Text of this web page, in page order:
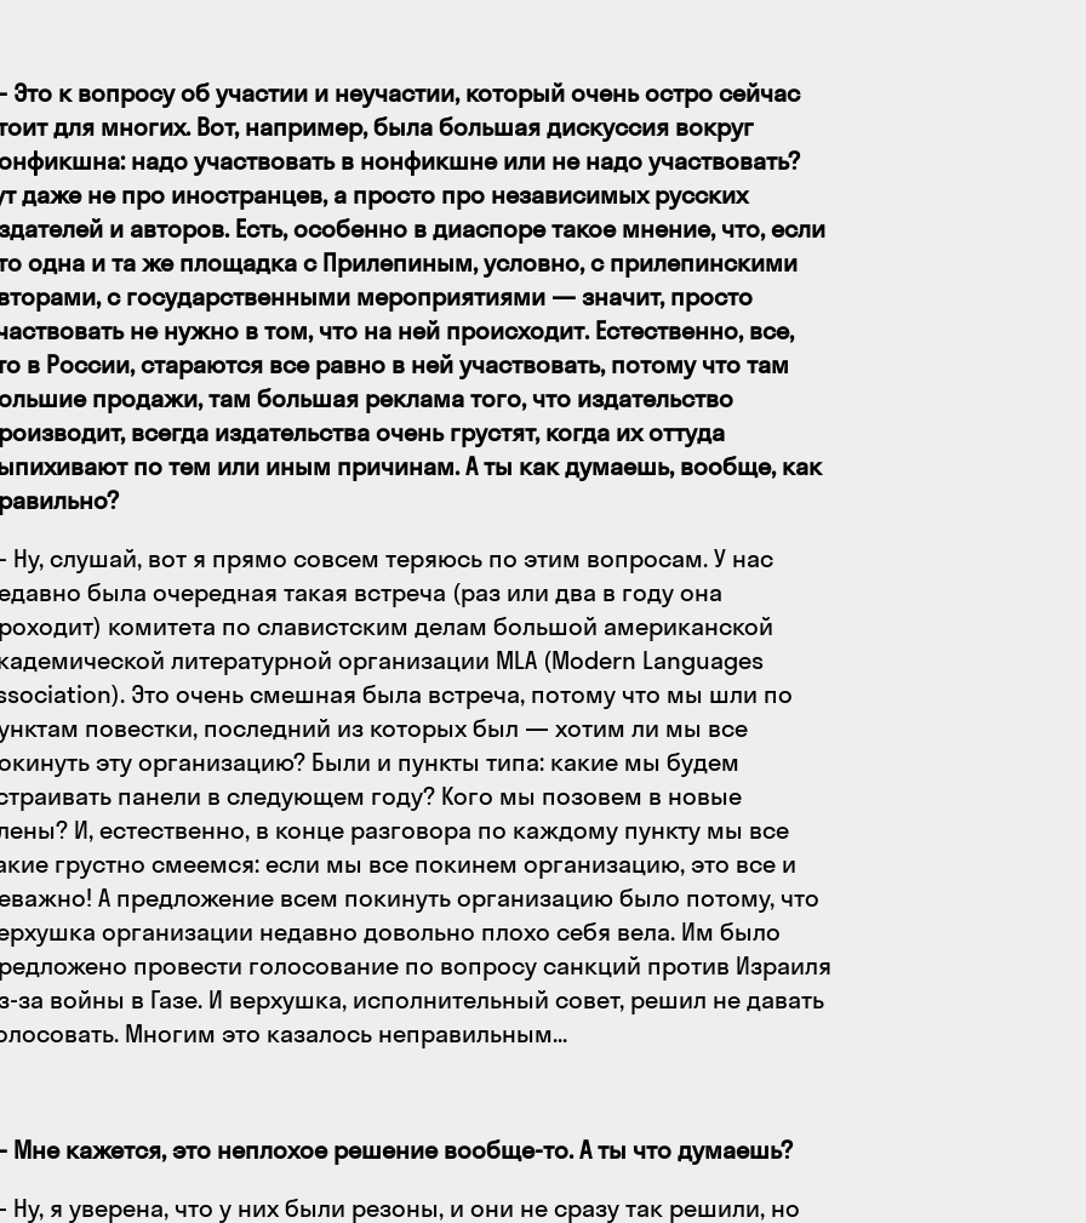
к вопросу об участии и неучастии, который очень остро сейчас
для многих. Вот, например, была большая дискуссия вокруг
надо участвовать в нонфикшне или не надо участвовать?
даже не про иностранцев, а просто про независимых русских
и авторов. Есть, особенно в диаспоре такое мнение, что, если
одна и та же площадка с Прилепиным, условно, с прилепинскими
с государственными мероприятиями — значит, просто
не нужно в том, что на ней происходит. Естественно, все,
в России, стараются все равно в ней участвовать, потому что там
продажи, там большая реклама того, что издательство
всегда издательства очень грустят, когда их оттуда
по тем или иным причинам. А ты как думаешь, вообще, как
слушай, вот я прямо совсем теряюсь по этим вопросам. У нас
была очередная такая встреча (раз или два в году она
комитета по славистским делам большой американской
литературной организации MLA (Modern Languages
Это очень смешная была встреча, потому что мы шли по
повестки, последний из которых был — хотим ли мы все
эту организацию? Были и пункты типа: какие мы будем
панели в следующем году? Кого мы позовем в новые
И, естественно, в конце разговора по каждому пункту мы все
грустно смеемся: если мы все покинем организацию, это все и
А предложение всем покинуть организацию было потому, что
организации недавно довольно плохо себя вела. Им было
провести голосование по вопросу санкций против Израиля
за войны в Газе. И верхушка, исполнительный совет, решил не давать
Многим это казалось неправильным...
кажется, это неплохое решение вообще-то. А ты что думаешь?
я уверена, что у них были резоны, и они не сразу так решили, но